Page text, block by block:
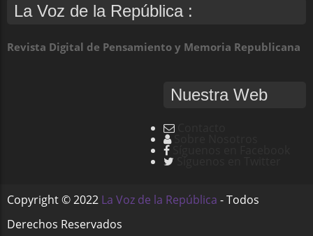
La Voz de la República :
Revista Digital de Pensamiento y Memoria Republicana
Nuestra Web
Copyright ©2022 La Voz de la República - Todos
Derechos Reservados